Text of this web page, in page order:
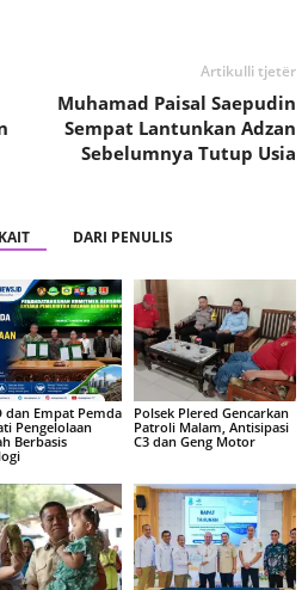
Artikulli tjetër
Muhamad Paisal Saepudin
Sempat Lantunkan Adzan
Sebelumnya Tutup Usia
DARI PENULIS
dan Empat Pemda
Pengelolaan
Berbasis
Polsek Plered Gencarkan
Patroli Malam, Antisipasi
C3 dan Geng Motor